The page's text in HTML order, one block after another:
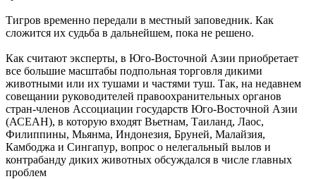
Тигров временно передали в местный заповедник. Как
сложится их судьба в дальнейшем, пока не решено.
Как считают эксперты, в Юго-Восточной Азии приобретает
все большие масштабы подпольная торговля дикими
животными или их тушами и частями туш. Так, на недавнем
совещании руководителей правоохранительных органов
стран-членов Ассоциации государств Юго-Восточной Азии
(АСЕАН), в которую входят Вьетнам, Таиланд, Лаос,
Филиппины, Мьянма, Индонезия, Бруней, Малайзия,
Камбоджа и Сингапур, вопрос о нелегальный вылов и
контрабанду диких животных обсуждался в числе главных
проблем